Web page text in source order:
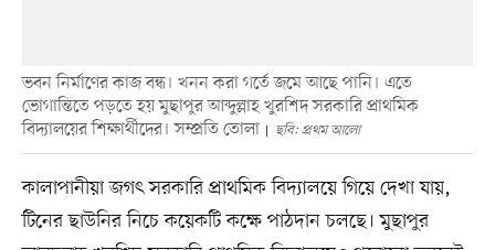
ভবন নির্মাণের কাজ বন্ধ। খনন করা গর্তে জমে আছে পানি। এতে
ভোগান্তিতে পড়তে হয় মুছাপুর আব্দুল্লাহ খুরশিদ সরকারি প্রাথমিক
বিদ্যালয়ের শিক্ষার্থীদের। সম্প্রতি তোলা
ছবি: প্রথম আলো
কালাপানীয়া জগৎ সরকারি প্রাথমিক বিদ্যালয়ে গিয়ে দেখা যায়,
টিনের ছাউনির নিচে কয়েকটি কক্ষে পাঠদান চলছে। মুছাপুর